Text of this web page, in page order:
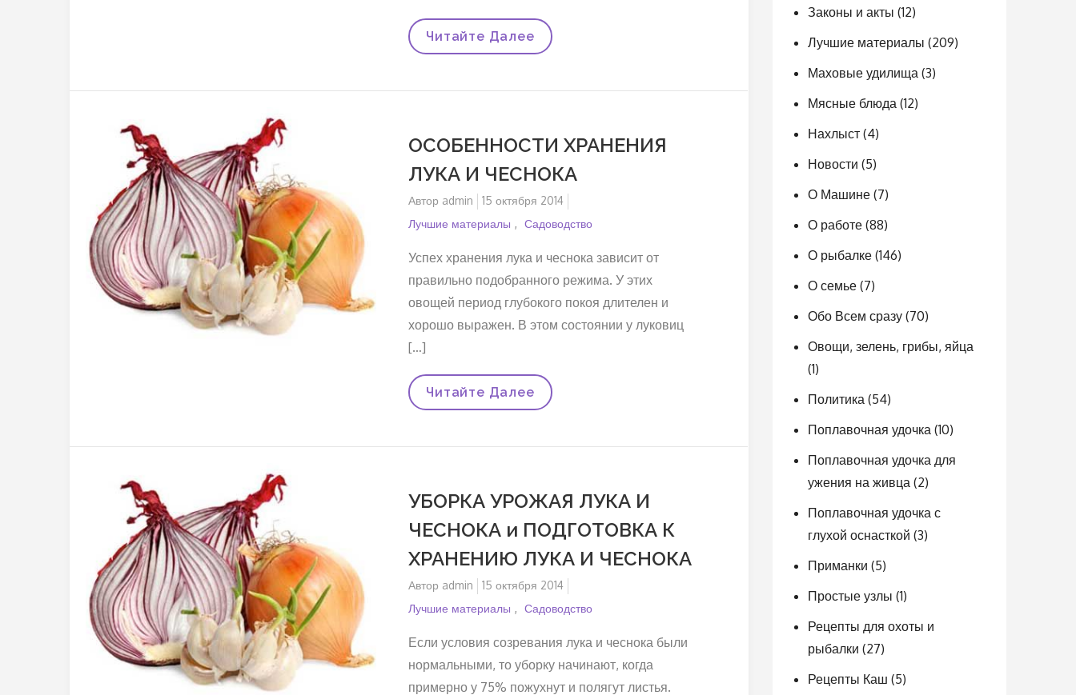
Восстановление
Геометерии
В
Читайте Далее
ОСОБЕННОСТИ ХРАНЕНИЯ
ЛУКА И ЧЕСНОКА
Автор admin
Опубликовано
на
15 октября 2014
Лучшие материалы
Садоводство
Успех хранения лука и чеснока зависит от
правильно подобранного режима. У этих
овощей период глубокого покоя длителен и
хорошо выражен. В этом состоянии у луковиц
[…]
ОСОБЕННОСТИ
ХРАНЕНИЯ
ЧЕСНОКА
Читайте Далее
УБОРКА УРОЖАЯ ЛУКА И
ЧЕСНОКА и ПОДГОТОВКА К
ХРАНЕНИЮ ЛУКА И ЧЕСНОКА
Автор admin
Опубликовано
на
15 октября 2014
Лучшие материалы
Садоводство
Если условия созревания лука и чеснока были
нормальными, то уборку начинают, когда
примерно у 75% пожухнут и полягут листья.
Законы и акты (12)
Лучшие материалы (209)
Маховые удилища (3)
Мясные блюда (12)
Нахлыст(4)
Новости (5)
О Машине(7)
О работе(88)
О рыбалке(146)
О семье(7)
Обо Всем сразу(70)
Овощи, зелень, грибы, яйца
(1)
Политика (54)
Поплавочная удочка (10)
Поплавочная удочка для
ужения на живца (2)
Поплавочная удочка с
глухой оснасткой (3)
Приманки (5)
Простые узлы (1)
Рецепты для охоты и
рыбалки (27)
Рецепты Каш (5)